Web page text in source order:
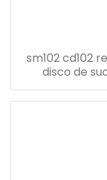
sm102 cd102
disco de